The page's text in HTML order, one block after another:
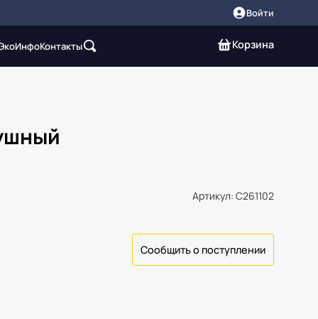
Войти
ИнфоКонтакты Корзина
Артикул: C261102